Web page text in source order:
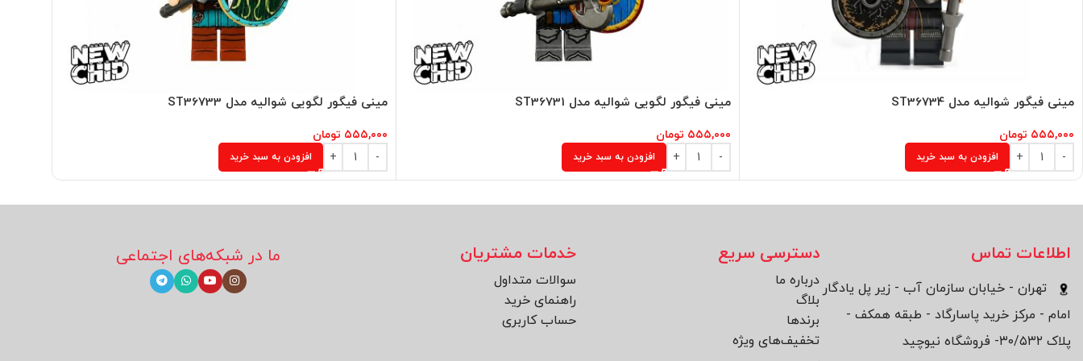
مینی فیگور شوالیه مدل ST36734
۵۵۵,۰۰۰ تومان
افزودن به سبد خرید
مینی فیگور لگویی شوالیه مدل ST36731
۵۵۵,۰۰۰ تومان
افزودن به سبد خرید
مینی فیگور لگویی شوالیه مدل ST36733
۵۵۵,۰۰۰ تومان
افزودن به سبد خرید
اطلاعات تماس
تهران - خیابان سازمان آب - زیر پل یادگار
امام - مرکز خرید پاسارگاد - طبقه همکف -
پلاک ۳۰/۵۳۲- فروشگاه نیوچید
دسترسی سریع
درباره ما
بلاگ
برند‌ها
تخفیف‌های ویژه
خدمات مشتریان
سوالات متداول
راهنمای خرید
حساب کاربری
ما در شبکه‌های اجتماعی